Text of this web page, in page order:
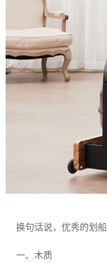
换句话说，优秀的划
一、木质